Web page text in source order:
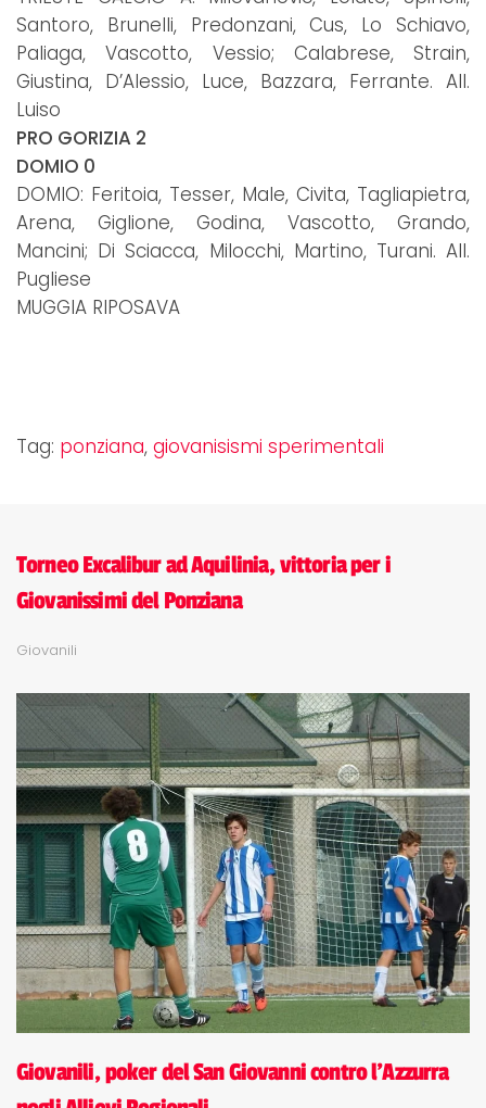
Santoro, Brunelli, Predonzani, Cus, Lo Schiavo,
Paliaga, Vascotto, Vessio; Calabrese, Strain,
Giustina, D’Alessio, Luce, Bazzara, Ferrante. All.
Luiso
PRO GORIZIA 2
DOMIO 0
DOMIO: Feritoia, Tesser, Male, Civita, Tagliapietra,
Arena, Giglione, Godina, Vascotto, Grando,
Mancini; Di Sciacca, Milocchi, Martino, Turani. All.
Pugliese
MUGGIA RIPOSAVA
Tag: ponziana, giovanisismi sperimentali
Torneo Excalibur ad Aquilinia, vittoria per i
Giovanissimi del Ponziana
Giovanili
Giovanili, poker del San Giovanni contro l'Azzurra